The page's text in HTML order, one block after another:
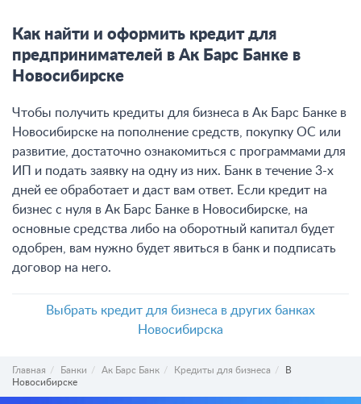
Как найти и оформить кредит для
предпринимателей в Ак Барс Банке в
Новосибирске
Чтобы получить кредиты для бизнеса в Ак Барс Банке в
Новосибирске на пополнение средств, покупку ОС или
развитие, достаточно ознакомиться с программами для
ИП и подать заявку на одну из них. Банк в течение 3-х
дней ее обработает и даст вам ответ. Если кредит на
бизнес с нуля в Ак Барс Банке в Новосибирске, на
основные средства либо на оборотный капитал будет
одобрен, вам нужно будет явиться в банк и подписать
договор на него.
Выбрать кредит для бизнеса в других банках
Новосибирска
Главная Банки Ак Барс Банк Кредиты для бизнеса
В
Новосибирске